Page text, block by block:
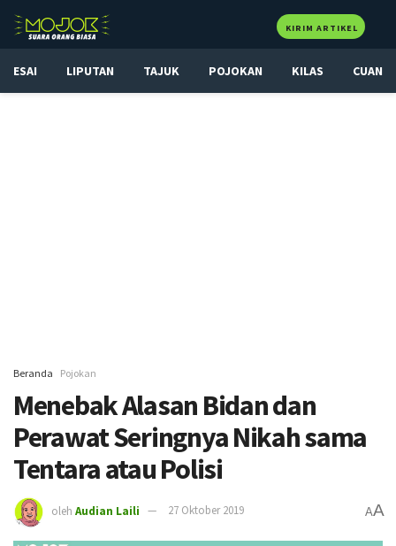
KIRIM ARTIKEL
ESAI LIPUTAN TAJUK POJOKAN KILAS CUAN
Beranda Pojokan
Menebak Alasan Bidan dan
Perawat Seringnya Nikah sama
Tentara atau Polisi
oleh Audian Laili 27 Oktober 2019 AA